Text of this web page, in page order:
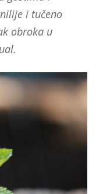
i tučeno
obroka u